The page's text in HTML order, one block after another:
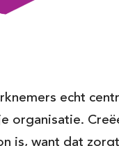
echt
organisatie.
is, want dat